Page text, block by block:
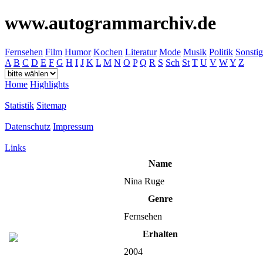
www.autogrammarchiv.de
Fernsehen Film Humor Kochen Literatur Mode Musik Politik
A B C D E F G H I J K L M N O P Q R S Sch St T U V WY Z
Home Highlights
Statistik Sitemap
Datenschutz Impressum
Links
Name
Nina Ruge
Genre
Fernsehen
Erhalten
2004